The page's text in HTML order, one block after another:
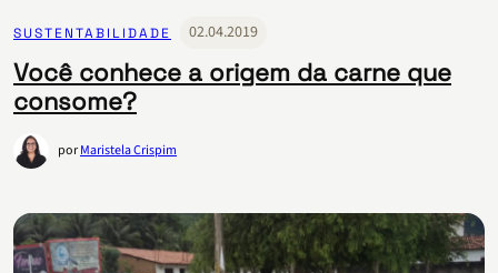
SUSTENTABILIDADE 02.04.2019
Você conhece a origem da carne que
consome?
porMaristela Crispim